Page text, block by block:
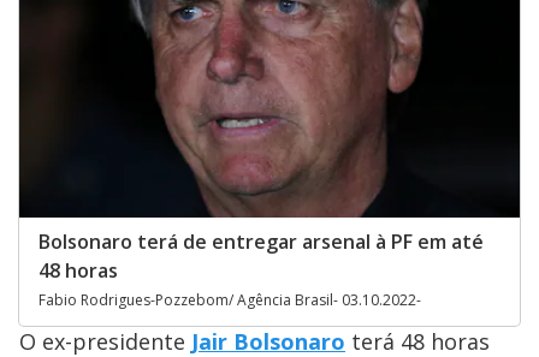
Bolsonaro terá de entregar arsenal à PF em até
48 horas
Fabio Rodrigues-Pozzebom/ Agência Brasil- 03.10.2022-
O ex-presidente Jair Bolsonaro terá 48 horas